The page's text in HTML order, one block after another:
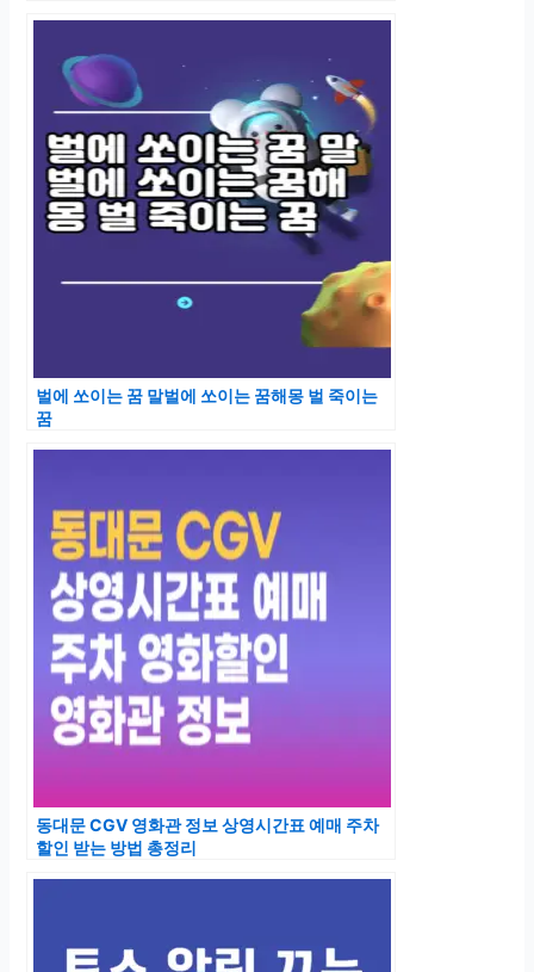
벌에 쏘이는 꿈 말벌에 쏘이는 꿈해몽 벌 죽이는
꿈
동대문 CGV 영화관 정보 상영시간표 예매 주차
할인 받는 방법 총정리